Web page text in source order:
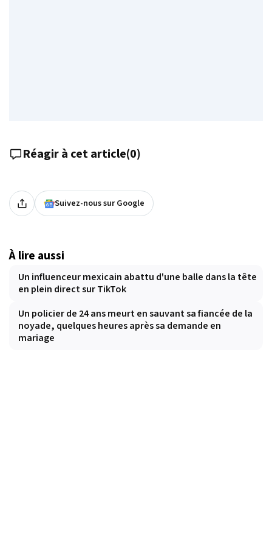
Réagir à cet article(0)
Suivez-nous sur Google
À lire aussi
Un influenceur mexicain abattu d'une balle dans la tête
en plein direct sur TikTok
Un policier de 24 ans meurt en sauvant sa fiancée de la
noyade, quelques heures après sa demande en
mariage